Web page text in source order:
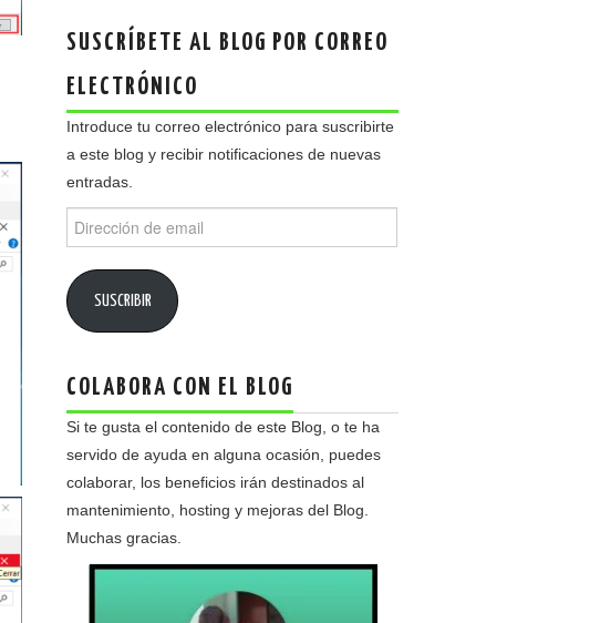
SUSCRÍBETE AL BLOG POR CORREO
ELECTRÓNICO
Introduce tu correo electrónico para suscribirte
a este blog y recibir notificaciones de nuevas
entradas.
de
SUSCRIBIR
COLABORA CON EL BLOG
Si te gusta el contenido de este Blog, o te ha
servido de ayuda en alguna ocasión, puedes
colaborar, los beneficios irán destinados al
mantenimiento, hosting y mejoras del Blog.
Muchas gracias.